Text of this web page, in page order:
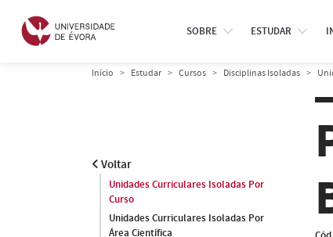
SOBRE ESTUDAR
Início Estudar Cursos Disciplinas Isoladas
Voltar
Unidades Curriculares Isoladas Por
Curso
Unidades Curriculares Isoladas Por
Área Científica